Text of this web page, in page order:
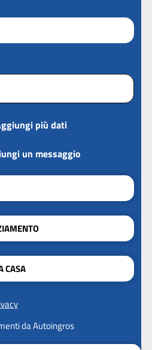
più dati
un messaggio
CASA
da Autoingros